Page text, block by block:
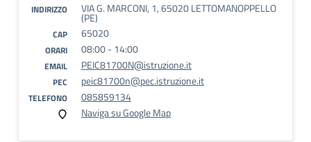
INDIRIZZO VIA G. MARCONI, 1, 65020 LETTOMANOPPELLO
(PE)
CAP 65020
ORARI 08:00 - 14:00
EMAIL PEIC81700N@istruzione.it
PEC peic81700n@pec.istruzione.it
TELEFONO
085859134
Naviga su Google Map